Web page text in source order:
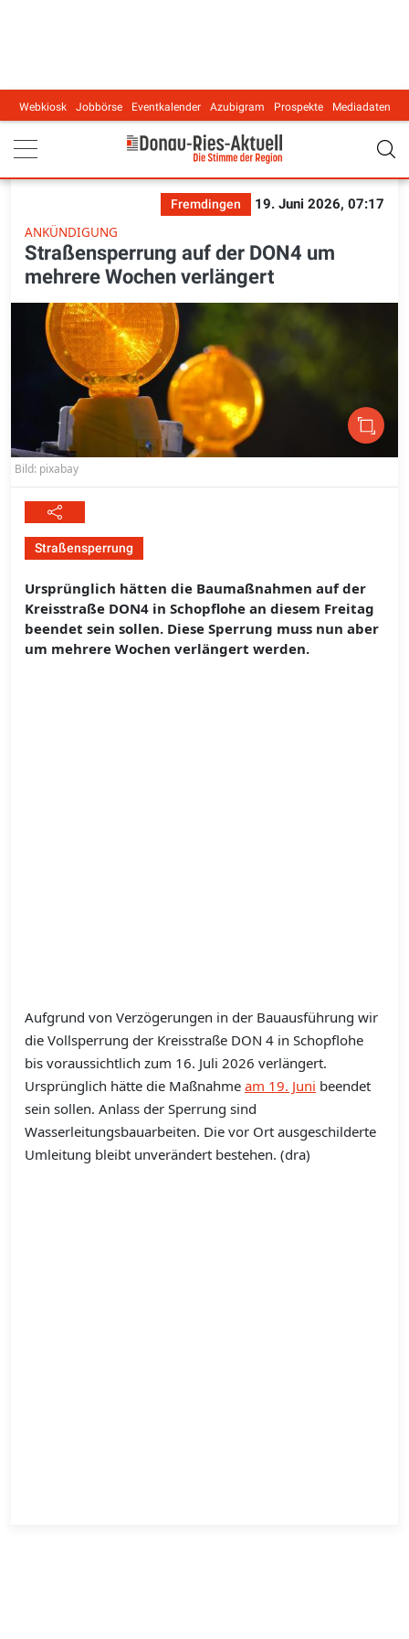
Main navigation
Webkiosk Jobbörse Eventkalender Azubigram Prospekte Mediadaten
Fremdingen
19. Juni 2026, 07:17
ANKÜNDIGUNG
Straßensperrung auf der DON4 um
mehrere Wochen verlängert
Bild: pixabay
Straßensperrung
Ursprünglich hätten die Baumaßnahmen auf der
Kreisstraße DON4 in Schopflohe an diesem Freitag
beendet sein sollen. Diese Sperrung muss nun aber
um mehrere Wochen verlängert werden.
Aufgrund von Verzögerungen in der Bauausführung wir
die Vollsperrung der Kreisstraße DON 4 in Schopflohe
bis voraussichtlich zum 16. Juli 2026 verlängert.
Ursprünglich hätte die Maßnahme am 19. Juni beendet
sein sollen. Anlass der Sperrung sind
Wasserleitungsbauarbeiten. Die vor Ort ausgeschilderte
Umleitung bleibt unverändert bestehen. (dra)